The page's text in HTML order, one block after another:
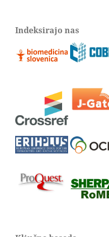
Indeksirajo nas